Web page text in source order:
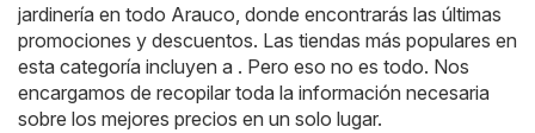
jardinería en todo Arauco, donde encontrarás las últimas
promociones y descuentos. Las tiendas más populares en
esta categoría incluyen a . Pero eso no es todo. Nos
encargamos de recopilar toda la información necesaria
sobre los mejores precios en un solo lugar.